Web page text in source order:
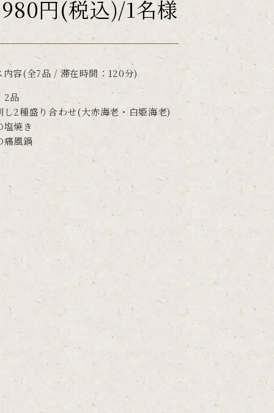
円(税込)/1名様
内容(全7品 / 滞在時間：120分)
品
し2種盛り合わせ(大赤海老・白姫海老)
塩焼き
痛風鍋